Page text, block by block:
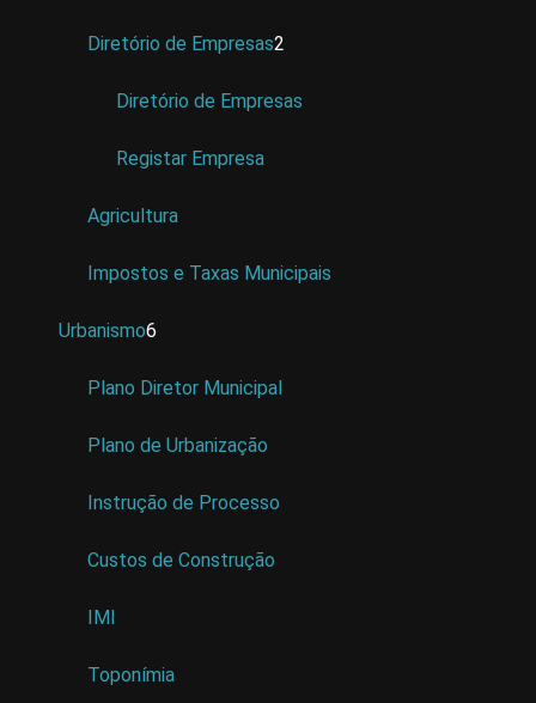
Diretório de Empresas2
Diretório de Empresas
Registar Empresa
Agricultura
Impostos e Taxas Municipais
Urbanismo6
Plano Diretor Municipal
Plano de Urbanização
Instrução de Processo
Custos de Construção
IMI
Toponímia